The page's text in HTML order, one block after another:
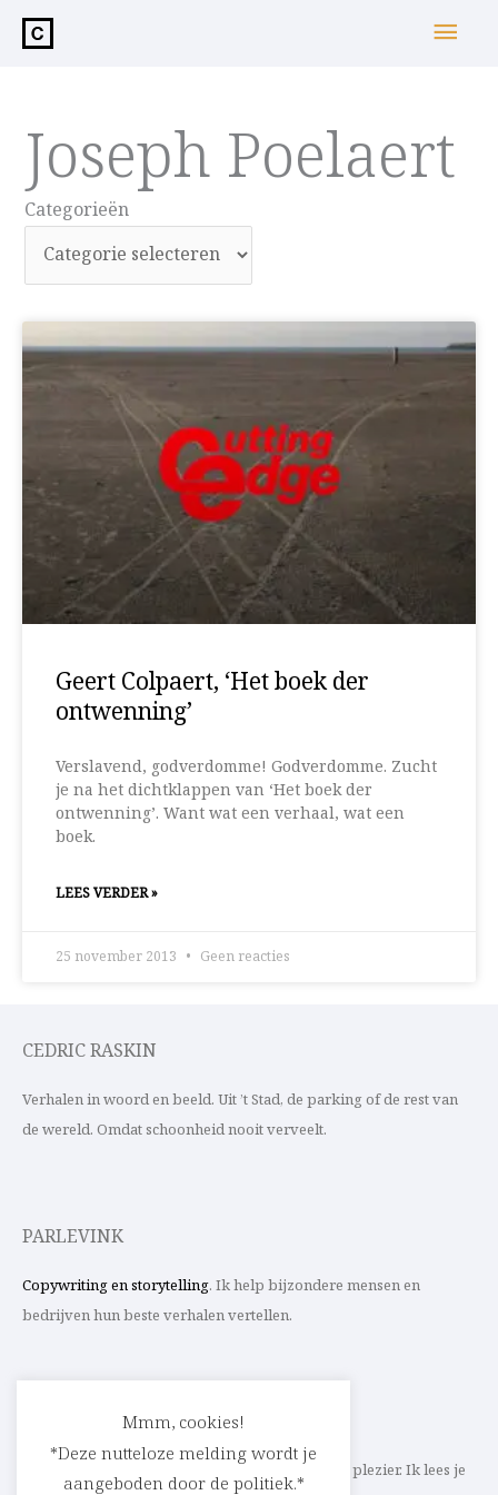
inhoud
Joseph Poelaert
Categorieën
Categorieën
Geert Colpaert, ‘Het boek der
ontwenning’
Verslavend, godverdomme! Godverdomme. Zucht
je na het dichtklappen van ‘Het boek der
ontwenning’. Want wat een verhaal, wat een
boek.
LEES VERDER »
25 november 2013 Geen reacties
CEDRIC RASKIN
Verhalen in woord en beeld. Uit ’t Stad, de parking of de rest van
de wereld. Omdat schoonheid nooit verveelt.
PARLEVINK
Copywriting en storytelling. Ik help bijzondere mensen en
bedrijven hun beste verhalen vertellen.
Schrijf ik straks mee aan jouw verhaal? Met veel plezier. Ik lees je
Mmm, cookies!
*Deze nutteloze melding wordt je
aangeboden door de politiek.*